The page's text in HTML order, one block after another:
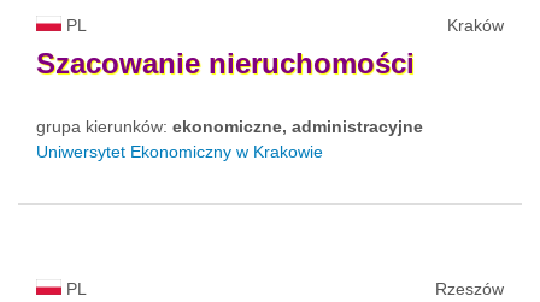
PL Kraków
Szacowanie nieruchomości
grupa kierunków: ekonomiczne, administracyjne
Uniwersytet Ekonomiczny w Krakowie
PL Rzeszów